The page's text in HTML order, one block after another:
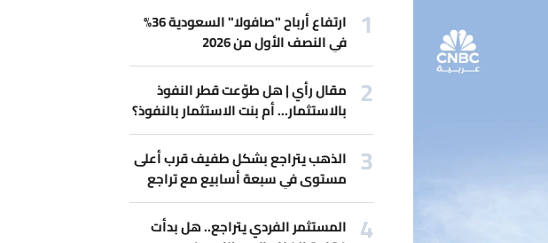
ارتفاع أرباح "صافولا" السعودية 36%
في النصف الأول من 2026
مقال رأي | هل طوّعت قطر النفوذ
بالاستثمار... أم بنت الاستثمار بالنفوذ؟
الذهب يتراجع بشكل طفيف قرب أعلى
مستوى في سبعة أسابيع مع تراجع
المخاوف بشأن رفع الفائدة
المستثمر الفردي يتراجع.. هل بدأت